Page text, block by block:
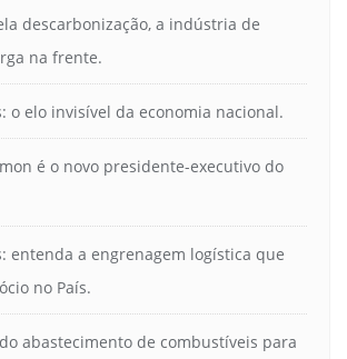
descarbonização, a indústria de
na frente.
o elo invisível da economia nacional.
é o novo presidente-executivo do
entenda a engrenagem logística que
no País.
abastecimento de combustíveis para